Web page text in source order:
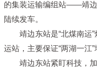
的集装运输编组站——靖边
陆续发车。
靖边东站是“北煤南运
运站，主要保证“两湖一江
靖边东站紧盯科技，